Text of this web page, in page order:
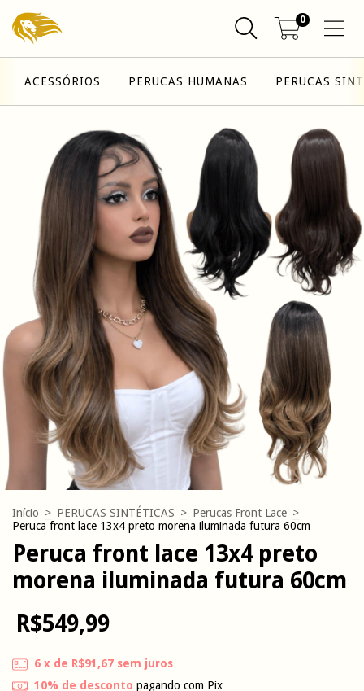
0
ACESSÓRIOS PERUCAS HUMANAS PERUCAS
Início > PERUCAS SINTÉTICAS > Perucas Front Lace >
Peruca front lace 13x4 preto morena iluminada futura 60cm
Peruca front lace 13x4 preto
morena iluminada futura 60cm
R$549,99
6 x de R$91,67 sem juros
10% de desconto pagando com Pix